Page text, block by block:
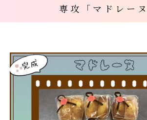
専攻「マドレーヌ